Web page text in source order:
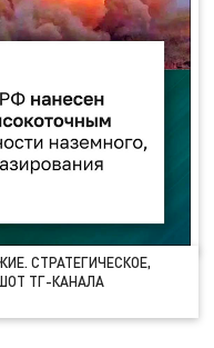
СТРАТЕГИЧЕСКОЕ,
ТГ-КАНАЛА